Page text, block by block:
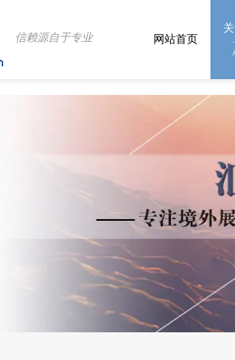
信赖源自于专业 网站首页